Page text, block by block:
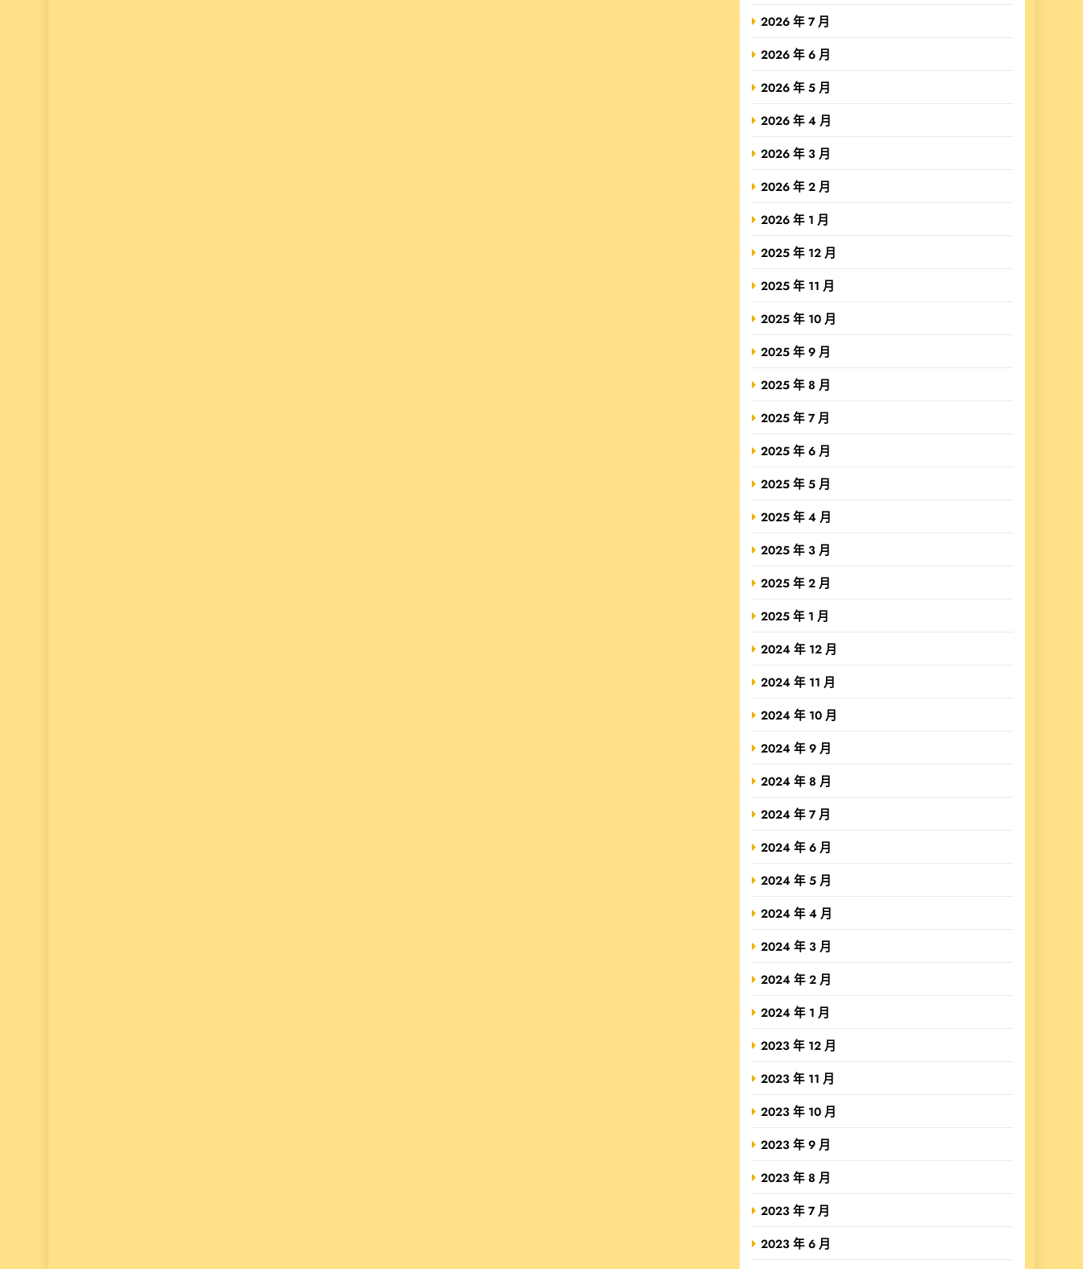
2026 年 7 月
2026 年 6 月
2026 年 5 月
2026 年 4 月
2026 年 3 月
2026 年 2 月
2026 年 1 月
2025 年 12 月
2025 年 11 月
2025 年 10 月
2025 年 9 月
2025 年 8 月
2025 年 7 月
2025 年 6 月
2025 年 5 月
2025 年 4 月
2025 年 3 月
2025 年 2 月
2025 年 1 月
2024 年 12 月
2024 年 11 月
2024 年 10 月
2024 年 9 月
2024 年 8 月
2024 年 7 月
2024 年 6 月
2024 年 5 月
2024 年 4 月
2024 年 3 月
2024 年 2 月
2024 年 1 月
2023 年 12 月
2023 年 11 月
2023 年 10 月
2023 年 9 月
2023 年 8 月
2023 年 7 月
2023 年 6 月